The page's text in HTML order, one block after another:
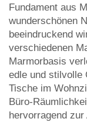
Fundament aus
wunderschönen
beeindruckend
verschiedenen
Marmorbasis
edle und stilvolle
Tische im
Büro-
hervorragend